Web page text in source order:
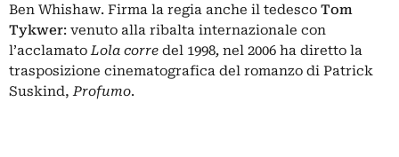
Ben Whishaw. Firma la regia anche il tedesco Tom
Tykwer: venuto alla ribalta internazionale con
l’acclamato Lola corre del 1998, nel 2006 ha diretto la
trasposizione cinematografica del romanzo di Patrick
Suskind, Profumo.